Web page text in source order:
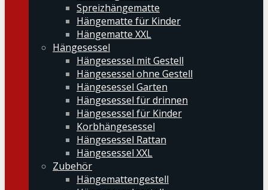
Spreizhängematte
Hängematte für Kinder
Hängematte XXL
Hängesessel
Hängesessel mit Gestell
Hängesessel ohne Gestell
Hängesessel Garten
Hängesessel für drinnen
Hängesessel für Kinder
Korbhängesessel
Hängesessel Rattan
Hängesessel XXL
Zubehör
Hängemattengestell